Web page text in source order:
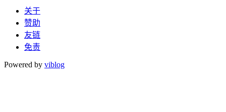
关于
赞助
友链
免责
Powered by viblog